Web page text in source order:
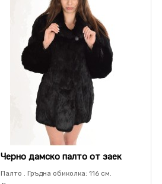
Черно дамско палто от заек
Палто . Гръдна обиколка: 116 см.